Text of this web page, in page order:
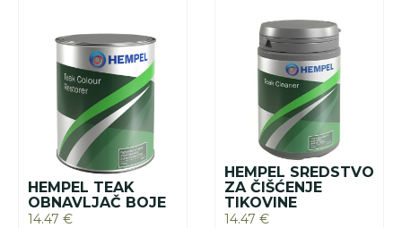
HEMPEL TEAK
OBNAVLJAČ BOJE
14.47 €
HEMPEL SREDSTVO
ZA ČIŠĆENJE
TIKOVINE
14.47 €